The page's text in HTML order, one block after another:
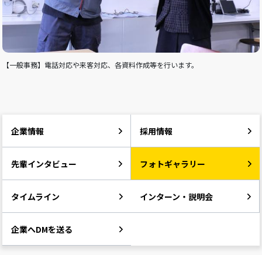
【一般事務】電話対応や来客対応、各資料作成等を行います。
企業情報 採用情報
先輩インタビュー フォトギャラリー
タイムライン インターン・説明会
企業へDMを送る